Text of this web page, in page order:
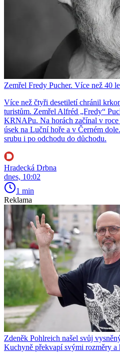
Zemřel Fredy Pucher. Více než 40
Více než čtyři desetiletí chránil
turistům. Zemřel Alfréd „Fredy“
KRNAPu. Na horách začínal v roce
úsek na Luční hoře a v Černém
srubu i po odchodu do důchodu.
Hradecká Drbna
dnes, 10:02
1 min
Reklama
Zdeněk Pohlreich našel svůj
Kuchyně překvapí svými rozměry a